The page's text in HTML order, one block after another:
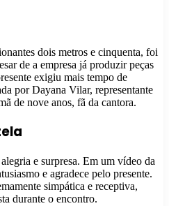
dois metros e cinquenta, foi
de a empresa já produzir peças
exigiu mais tempo de
por Dayana Vilar, representante
de nove anos, fã da cantora.
e surpresa. Em um vídeo da
e agradece pelo presente.
simpática e receptiva,
durante o encontro.